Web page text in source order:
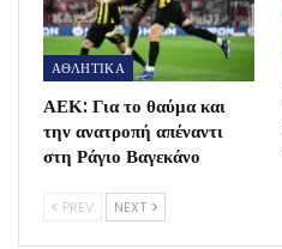
ΑΘΛΗΤΙΚΑ
ΑΕΚ: Για το θαύμα και
την ανατροπή απέναντι
στη Ράγιο Βαγεκάνο
PREV NEXT